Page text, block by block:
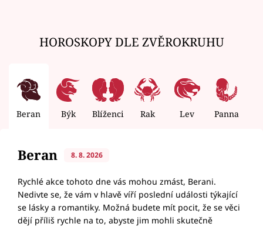
HOROSKOPY DLE ZVĚROKRUHU
Beran Býk Blíženci Rak Lev Panna
Beran 8. 8. 2026
Rychlé akce tohoto dne vás mohou zmást, Berani.
Nedivte se, že vám v hlavě víří poslední události týkající
se lásky a romantiky. Možná budete mít pocit, že se věci
dějí příliš rychle na to, abyste jim mohli skutečně